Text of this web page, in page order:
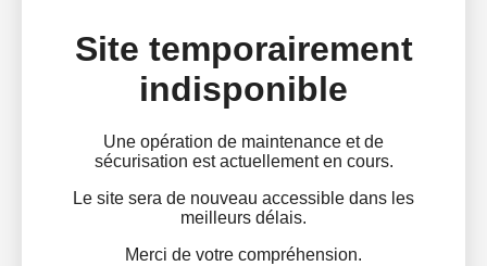
Site temporairement
indisponible
Une opération de maintenance et de
sécurisation est actuellement en cours.
Le site sera de nouveau accessible dans les
meilleurs délais.
Merci de votre compréhension.